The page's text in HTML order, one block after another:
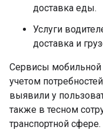
доставка еды.
Услуги
доставка и
Сервисы мобильной
учетом
выявили у
также в тесном
транспортной